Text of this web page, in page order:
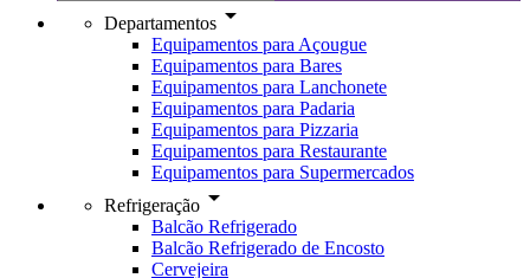
Departamentos arrow_drop_down
Equipamentos para Açougue
Equipamentos para Bares
Equipamentos para Lanchonete
Equipamentos para Padaria
Equipamentos para Pizzaria
Equipamentos para Restaurante
Equipamentos para Supermercados
Refrigeração arrow_drop_down
Balcão Refrigerado
Balcão Refrigerado de Encosto
Cervejeira